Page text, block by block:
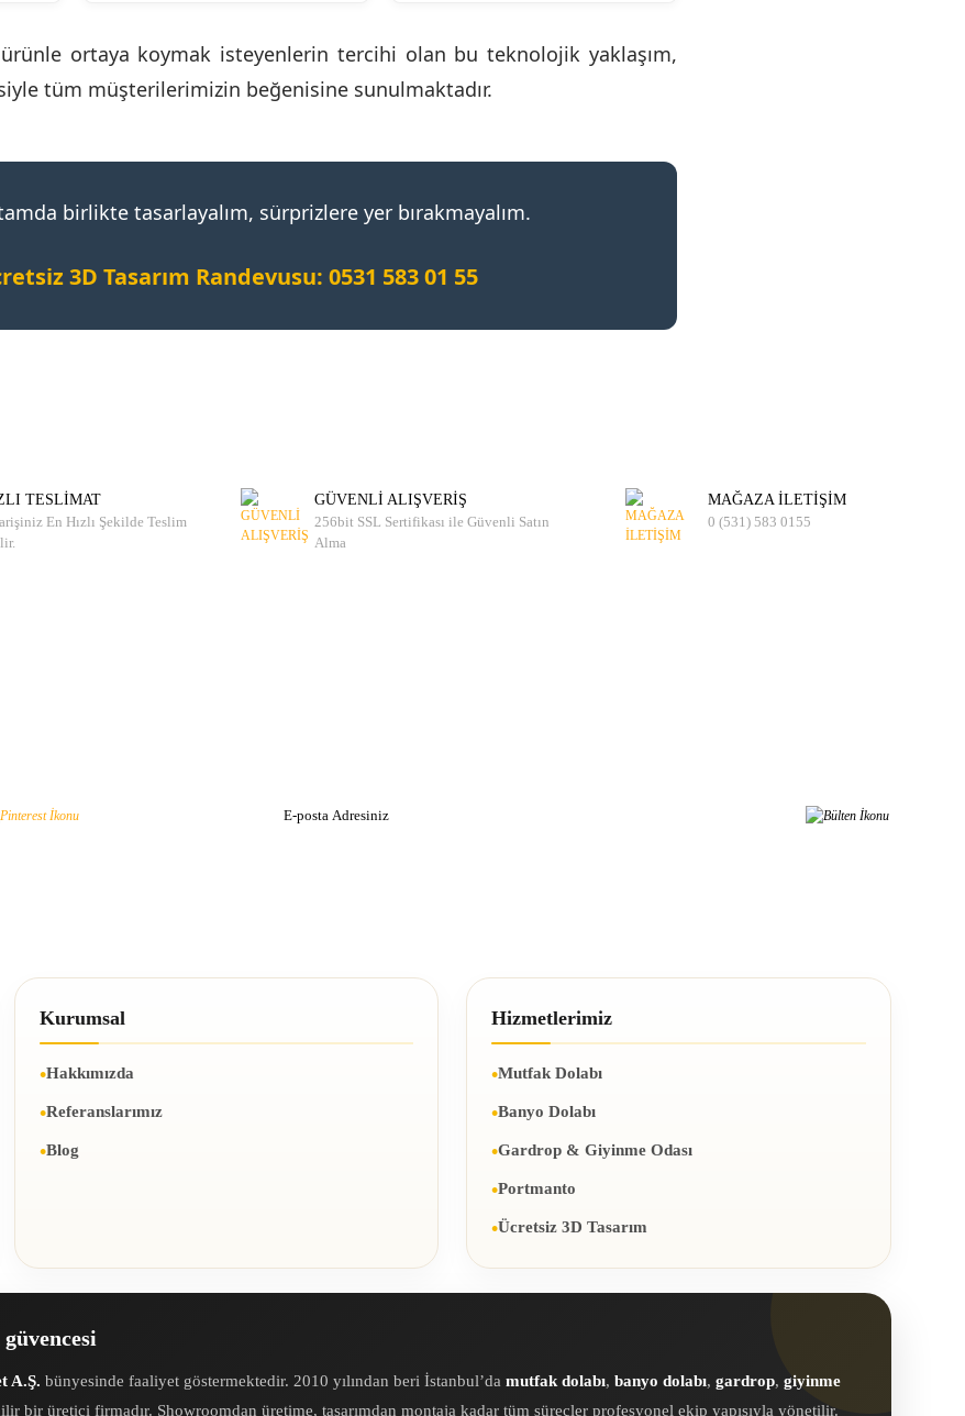
ortaya koymak isteyenlerin tercihi olan bu teknolojik yaklaşım,
tüm müşterilerimizin beğenisine sunulmaktadır.
birlikte tasarlayalım, sürprizlere yer bırakmayalım.
3D Tasarım Randevusu: 0531 583 01 55
TESLİMAT
En Hızlı Şekilde Teslim
GÜVENLİ ALIŞVERİŞ
256bit SSL Sertifikası ile Güvenli Satın
Alma
MAĞAZA İLETİŞİM
0 (531) 583 0155
Kurumsal
Hakkımızda
Referanslarımız
Blog
Hizmetlerimiz
Mutfak Dolabı
Banyo Dolabı
Gardrop & Giyinme Odası
Portmanto
Ücretsiz 3D Tasarım
A.Ş. bünyesinde faaliyet göstermektedir. 2010 yılından beri İstanbul’da mutfak dolabı, banyo dolabı, gardrop, giyinme
bir üretici firmadır. Showroomdan üretime, tasarımdan montaja kadar tüm süreçler profesyonel ekip yapısıyla yönetilir.